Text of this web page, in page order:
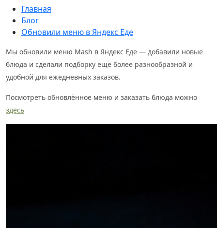
Главная
Блог
Обновили меню в Яндекс Еде
Мы обновили меню Mash в Яндекс Еде — добавили новые
блюда и сделали подборку ещё более разнообразной и
удобной для ежедневных заказов.
Посмотреть обновлённое меню и заказать блюда можно
здесь